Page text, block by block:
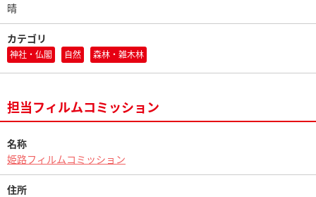
晴
カテゴリ
神社・仏閣 自然 森林・雑木林
担当フィルムコミッション
名称
姫路フィルムコミッション
住所